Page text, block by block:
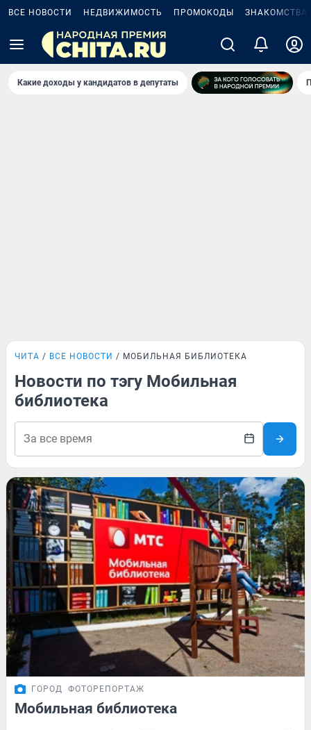
ВСЕ НОВОСТИ НЕДВИЖИМОСТЬ ПРОМОКОДЫ ЗНАКОМСТВА
Какие доходы у кандидатов в депутаты
ЧИТА ВСЕ НОВОСТИ МОБИЛЬНАЯ БИБЛИОТЕКА
Новости по тэгу Мобильная
библиотека
ГОРОД ФОТОРЕПОРТАЖ
Мобильная библиотека